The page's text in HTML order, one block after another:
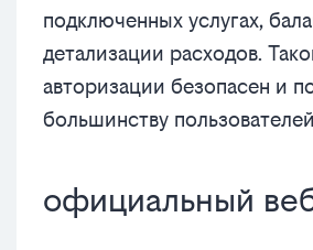
подключенных услугах,
детализации расходов.
авторизации безопасен и
большинству пользователей
официальный